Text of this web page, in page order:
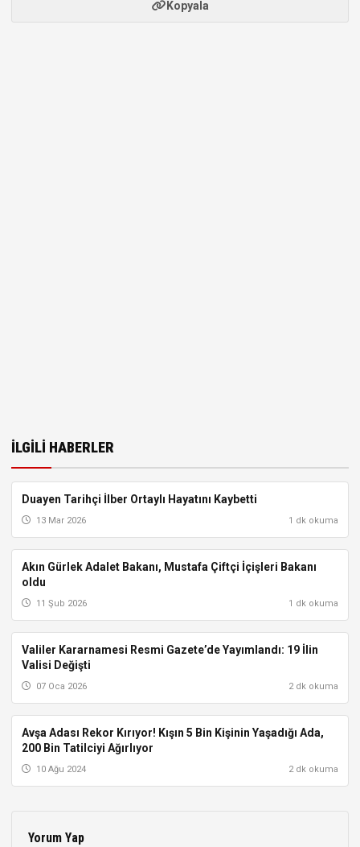
Kopyala
İLGILI HABERLER
MERAK EDILENLER
Duayen Tarihçi İlber Ortaylı Hayatını Kaybetti
13 Mar 2026 1 dk okuma
TÜRKIYE
Akın Gürlek Adalet Bakanı, Mustafa Çiftçi İçişleri Bakanı
oldu
11 Şub 2026 1 dk okuma
TÜRKIYE
Valiler Kararnamesi Resmi Gazete’de Yayımlandı: 19 İlin
Valisi Değişti
07 Oca 2026 2 dk okuma
TÜRKIYE
Avşa Adası Rekor Kırıyor! Kışın 5 Bin Kişinin Yaşadığı Ada,
200 Bin Tatilciyi Ağırlıyor
10 Ağu 2024 2 dk okuma
Yorum Yap